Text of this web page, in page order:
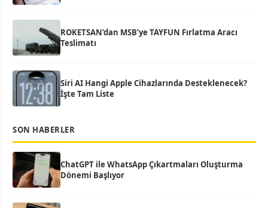
ROKETSAN’dan MSB’ye TAYFUN Fırlatma Aracı
Teslimatı
Siri AI Hangi Apple Cihazlarında Desteklenecek?
İşte Tam Liste
SON HABERLER
ChatGPT ile WhatsApp Çıkartmaları Oluşturma
Dönemi Başlıyor